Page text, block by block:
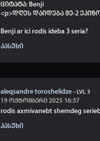
ციტატა: Benji
<p>დღეს დაიდება მე-2
Benji ar ici rodis ideba 3 seria?
პასუხი
aleqsandre toroshelidze - LVL 3
19 ოქტომბერი 2025 16:37
rodis axmivanebt shemdeg
პასუხი